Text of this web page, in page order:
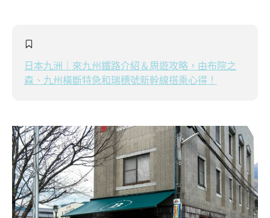
日本九洲｜來九州鐵路介紹＆周遊攻略，由布院之
森、九州橫斷特急和瑞穗號新幹線搭乘心得！